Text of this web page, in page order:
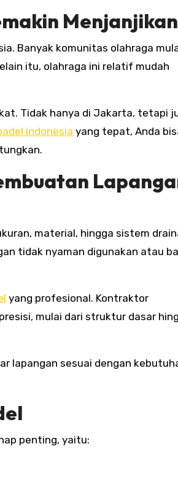
Banyak komunitas olahraga
itu, olahraga ini relatif mudah
Tidak hanya di Jakarta, tetapi
indonesia yang tepat, Anda
material, hingga sistem
tidak nyaman digunakan atau
yang profesional. Kontraktor
mulai dari struktur dasar
lapangan sesuai dengan
penting, yaitu: